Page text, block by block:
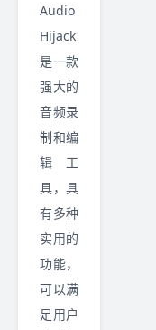
Audio
Hijack
是一款
强大的
音频录
制和编
辑工
具，具
有多种
实用的
功能，
可以满
足用户